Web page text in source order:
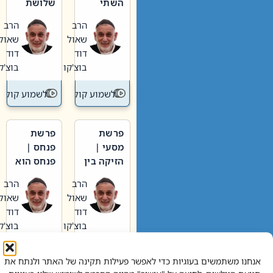
אנחנו משתמשים בעוגיות כדי לאפשר פעילות תקינה של האתר ולנתח את
וערב של
חיינו
הרב
שאול
דוד
בוצ'קו
לשמוע קול תורה – מדרש
האבות
הרב
שאול
דוד
בוצ'קו
לשמוע קול
פרשת
מסעי |
הזיקה בין
הגדול לעם הרב
שאול
דוד
בוצ'קו
לשמוע קול תורה – מדרש
פרשת
פנחס |
פנחס הוא
אליהו: בין
קנאות
הורסת
לקנאות
בונה
הרב
שאול
דוד
בוצ'קו
לשמוע קול